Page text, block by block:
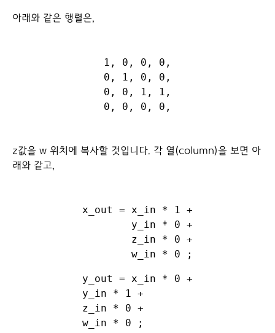
아래와 같은 행렬은,
1, 0, 0, 0,
0, 1, 0, 0,
0, 0, 1, 1,
z값을 w 위치에 복사할 것입니다. 각 열(column)을 보면 아
래와 같고,
x_out = x_in * 1 +
        y_in * 0 +
        z_in * 0 +
y_out = x_in * 0 +
y_in * 1 +
z_in * 0 +
w_in * 0 ;